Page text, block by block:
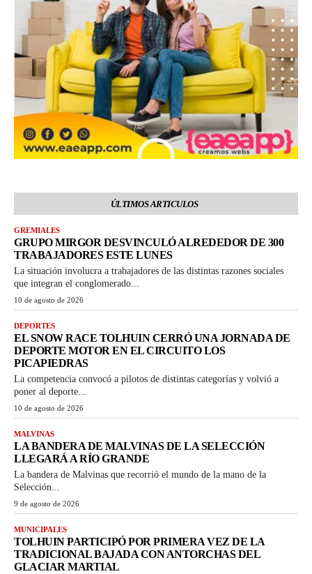
ÚLTIMOS ARTICULOS
GREMIALES
GRUPO MIRGOR DESVINCULÓ ALREDEDOR DE 300
TRABAJADORES ESTE LUNES
La situación involucra a trabajadores de las distintas razones sociales
que integran el conglomerado...
10 de agosto de 2026
DEPORTES
EL SNOW RACE TOLHUIN CERRÓ UNA JORNADA DE
DEPORTE MOTOR EN EL CIRCUITO LOS
PICAPIEDRAS
La competencia convocó a pilotos de distintas categorías y volvió a
poner al deporte...
10 de agosto de 2026
MALVINAS
LA BANDERA DE MALVINAS DE LA SELECCIÓN
LLEGARÁ A RÍO GRANDE
La bandera de Malvinas que recorrió el mundo de la mano de la
Selección...
9 de agosto de 2026
MUNICIPALES
TOLHUIN PARTICIPÓ POR PRIMERA VEZ DE LA
TRADICIONAL BAJADA CON ANTORCHAS DEL
GLACIAR MARTIAL